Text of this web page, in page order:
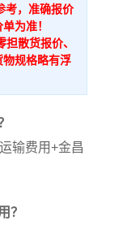
考，准确报价
为准！
散货报价、
规格略有浮
输费用+金昌
？